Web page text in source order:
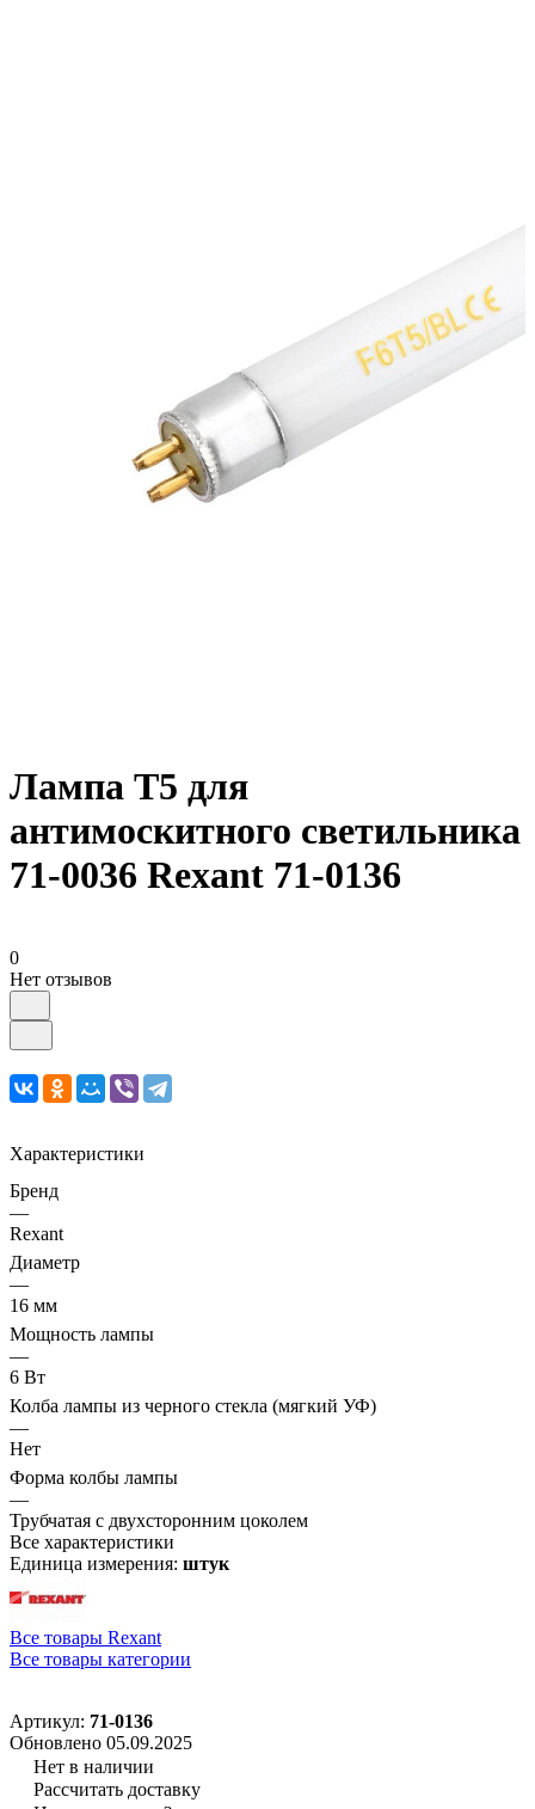
Лампа Т5 для
антимоскитного светильника
71-0036 Rexant 71-0136
0
Нет отзывов
Характеристики
Бренд
—
Rexant
Диаметр
—
16 мм
Мощность лампы
—
6 Вт
Колба лампы из черного стекла (мягкий УФ)
—
Нет
Форма колбы лампы
—
Трубчатая с двухсторонним цоколем
Все характеристики
Единица измерения: штук
Все товары Rexant
Все товары категории
Артикул: 71-0136
Обновлено 05.09.2025
Нет в наличии
Рассчитать доставку